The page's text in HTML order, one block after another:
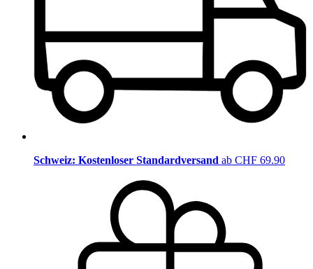
Schweiz: Kostenloser Standardversand ab CHF 69.90